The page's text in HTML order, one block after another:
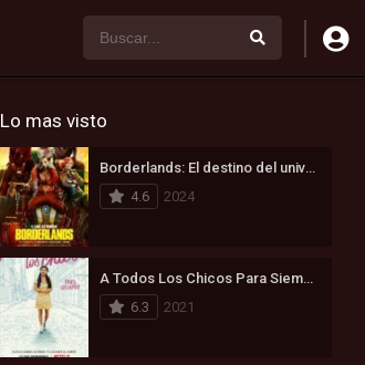
Lo mas visto
Borderlands: El destino del universo está en juego (2024)
4.6
2024
A Todos Los Chicos Para Siempre (2021)
6.3
2021